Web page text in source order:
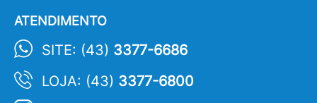
ATENDIMENTO
SITE: (43) 3377-6686
LOJA: (43) 3377-6800